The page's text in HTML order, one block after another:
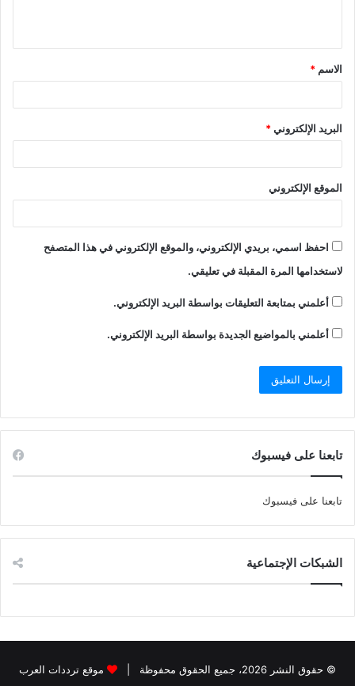
الاسم *
البريد الإلكتروني*
الموقع الإلكتروني
احفظ اسمي، بريدي الإلكتروني، والموقع الإلكتروني في هذا المتصفح
لاستخدامها المرة المقبلة في تعليقي.
أعلمني بمتابعة التعليقات بواسطة البريد الإلكتروني.
أعلمني بالمواضيع الجديدة بواسطة البريد الإلكتروني.
تابعنا على فيسبوك
تابعنا على فيسبوك
الشبكات الإجتماعية
© حقوق النشر 2026، جميع الحقوق محفوظة | موقع ترددات العرب